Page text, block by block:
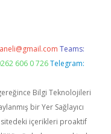
Teams:
606 0 726 Telegram:
Bilgi Teknolojileri
bir Yer Sağlayıcı
içerikleri proaktif